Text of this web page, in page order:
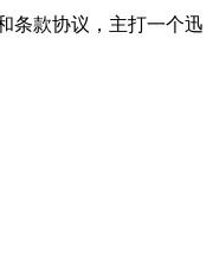
条款协议，主打一个迅